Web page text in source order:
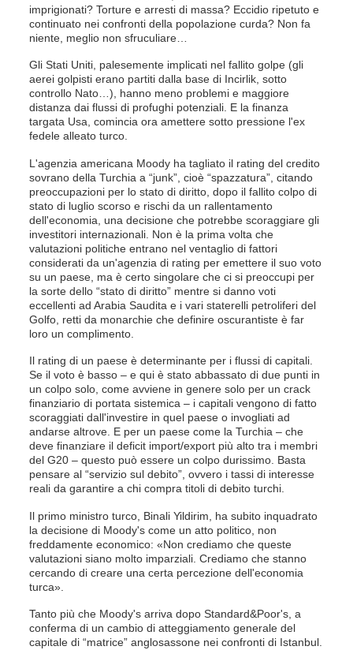
imprigionati? Torture e arresti di massa? Eccidio ripetuto e
continuato nei confronti della popolazione curda? Non fa
niente, meglio non sfruculiare…
Gli Stati Uniti, palesemente implicati nel fallito golpe (gli
aerei golpisti erano partiti dalla base di Incirlik, sotto
controllo Nato…), hanno meno problemi e maggiore
distanza dai flussi di profughi potenziali. E la finanza
targata Usa, comincia ora amettere sotto pressione l'ex
fedele alleato turco.
L'agenzia americana Moody ha tagliato il rating del credito
sovrano della Turchia a “junk”, cioè “spazzatura”, citando
preoccupazioni per lo stato di diritto, dopo il fallito colpo di
stato di luglio scorso e rischi da un rallentamento
dell'economia, una decisione che potrebbe scoraggiare gli
investitori internazionali. Non è la prima volta che
valutazioni politiche entrano nel ventaglio di fattori
considerati da un'agenzia di rating per emettere il suo voto
su un paese, ma è certo singolare che ci si preoccupi per
la sorte dello “stato di diritto” mentre si danno voti
eccellenti ad Arabia Saudita e i vari staterelli petroliferi del
Golfo, retti da monarchie che definire oscurantiste è far
loro un complimento.
Il rating di un paese è determinante per i flussi di capitali.
Se il voto è basso – e qui è stato abbassato di due punti in
un colpo solo, come avviene in genere solo per un crack
finanziario di portata sistemica – i capitali vengono di fatto
scoraggiati dall'investire in quel paese o invogliati ad
andarse altrove. E per un paese come la Turchia – che
deve finanziare il deficit import/export più alto tra i membri
del G20 – questo può essere un colpo durissimo. Basta
pensare al “servizio sul debito”, ovvero i tassi di interesse
reali da garantire a chi compra titoli di debito turchi.
Il primo ministro turco, Binali Yildirim, ha subito inquadrato
la decisione di Moody's come un atto politico, non
freddamente economico: «Non crediamo che queste
valutazioni siano molto imparziali. Crediamo che stanno
cercando di creare una certa percezione dell'economia
turca».
Tanto più che Moody's arriva dopo Standard&Poor's, a
conferma di un cambio di atteggiamento generale del
capitale di “matrice” anglosassone nei confronti di Istanbul.